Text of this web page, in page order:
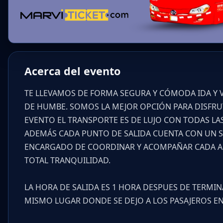
Acerca del evento
TE LLEVAMOS DE FORMA SEGURA Y CÓMODA IDA Y
DE HUMBE. SOMOS LA MEJOR OPCIÓN PARA
EVENTO EL TRANSPORTE ES DE LUJO CON TODAS
ADEMÁS CADA PUNTO DE SALIDA CUENTA CON UN
ENCARGADO DE COORDINAR Y ACOMPAÑAR CADA
TOTAL TRANQUILIDAD.
LA HORA DE SALIDA ES 1 HORA DESPUES DE
MISMO LUGAR DONDE SE DEJO A LOS PASAJEROS